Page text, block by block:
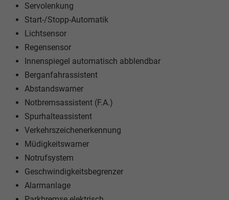
Servolenkung
Start-/Stopp-Automatik
Lichtsensor
Regensensor
Innenspiegel automatisch abblendbar
Berganfahrassistent
Abstandswarner
Notbremsassistent (F.A.)
Spurhalteassistent
Verkehrszeichenerkennung
Müdigkeitswarner
Notrufsystem
Geschwindigkeitsbegrenzer
Alarmanlage